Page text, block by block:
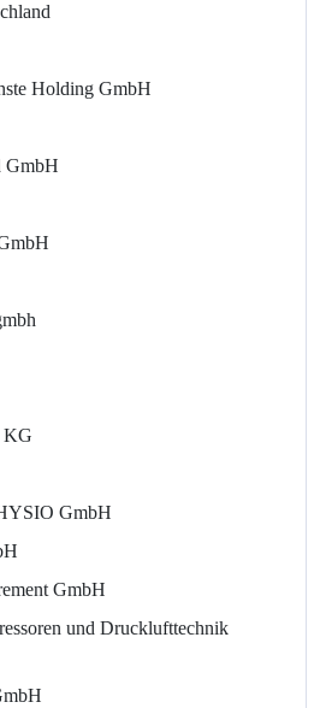
Holding GmbH
GmbH
KG
GmbH
GmbH
und Drucklufttechnik